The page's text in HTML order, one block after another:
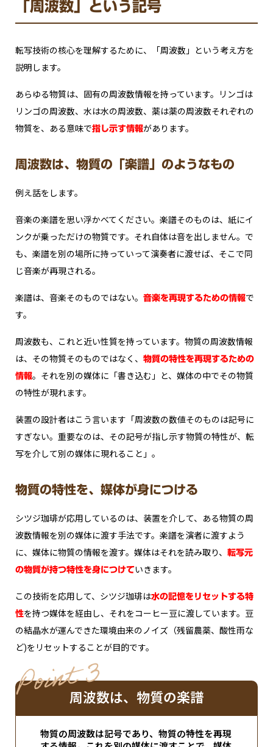
「周波数」という記号
転写技術の核心を理解するために、「周波数」という考え方を
説明します。
あらゆる物質は、固有の周波数情報を持っています。リンゴは
リンゴの周波数、水は水の周波数、薬は薬の周波数――それぞれの
物質を、ある意味で指し示す情報があります。
周波数は、物質の「楽譜」のようなもの
例え話をします。
音楽の楽譜を思い浮かべてください。楽譜そのものは、紙にイ
ンクが乗っただけの物質です。それ自体は音を出しません。で
も、楽譜を別の場所に持っていって演奏者に渡せば、そこで同
じ音楽が再現される。
楽譜は、音楽そのものではない。 音楽を再現するための情報で
す。
周波数も、これと近い性質を持っています。物質の周波数情報
は、その物質そのものではなく、 物質の特性を再現するための
情報。それを別の媒体に「書き込む」と、媒体の中でその物質
の特性が現れます。
装置の設計者はこう言います――「周波数の数値そのものは記号に
すぎない。重要なのは、その記号が指し示す物質の特性が、転
写を介して別の媒体に現れること」。
物質の特性を、媒体が身につける
シツジ珈琲が応用しているのは、装置を介して、ある物質の周
波数情報を別の媒体に渡す手法です。楽譜を演者に渡すよう
に、媒体に物質の情報を渡す。媒体はそれを読み取り、 転写元
の物質が持つ特性を身につけていきます。
この技術を応用して、シツジ珈琲は水の記憶をリセットする特
性を持つ媒体を経由し、それをコーヒー豆に渡しています。豆
の結晶水が運んできた環境由来のノイズ（残留農薬、酸性雨な
ど)をリセットすることが目的です。
Point 3周波数は、物質の楽譜
物質の周波数は記号であり、物質の特性を再現